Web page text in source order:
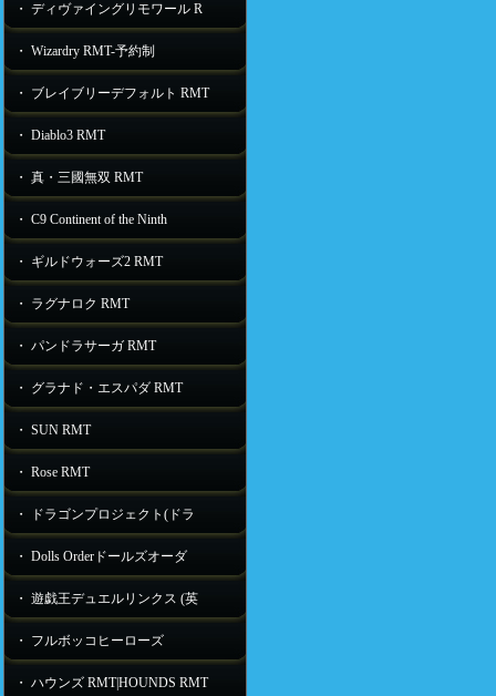
・ ディヴァイングリモワール R
・ Wizardry RMT-予約制
・ ブレイブリーデフォルト RMT
・ Diablo3 RMT
・ 真・三國無双 RMT
・ C9 Continent of the Ninth
・ ギルドウォーズ2 RMT
・ ラグナロク RMT
・ パンドラサーガ RMT
・ グラナド・エスパダ RMT
・ SUN RMT
・ Rose RMT
・ ドラゴンプロジェクト(ドラ
・ Dolls Orderドールズオーダ
・ 遊戯王デュエルリンクス (英
・ フルボッコヒーローズ
・ ハウンズ RMT|HOUNDS RMT